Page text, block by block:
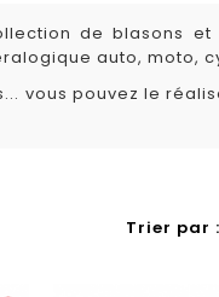
de blasons
auto, moto,
vous pouvez le
Trier par :